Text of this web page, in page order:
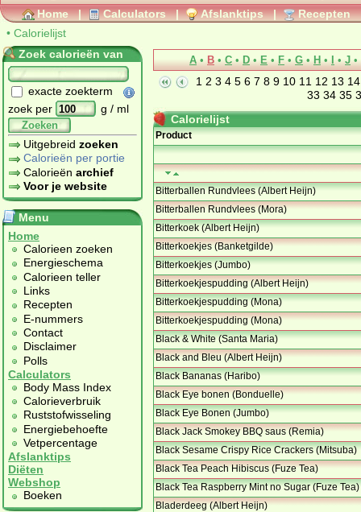
Home | Calculators | Afslanktips | Recepten
• Calorielijst
Zoek calorieën van
exacte zoekterm
zoek per
g / ml
Zoeken
Uitgebreid zoeken
Calorieën per portie
Calorieën archief
Voor je website
Menu
Home
Calorieen zoeken
Energieschema
Calorieen teller
Links
Recepten
E-nummers
Contact
Disclaimer
Polls
Calculators
Body Mass Index
Calorieverbruik
Ruststofwisseling
Energiebehoefte
Vetpercentage
Afslanktips
Diëten
Webshop
Boeken
A • B • C • D • E • F • G • H • • J •
1 2 3 4 5 6 7 8 9 10 11 12 13 14
33 34 35
Calorielijst
Product
Bitterballen Rundvlees (Albert Heijn)
Bitterballen Rundvlees (Mora)
Bitterkoek (Albert Heijn)
Bitterkoekjes (Banketgilde)
Bitterkoekjes (Jumbo)
Bitterkoekjespudding (Albert Heijn)
Bitterkoekjespudding (Mona)
Bitterkoekjespudding (Mona)
Black & White (Santa Maria)
Black and Bleu (Albert Heijn)
Black Bananas (Haribo)
Black Eye bonen (Bonduelle)
Black Eye Bonen (Jumbo)
Black Jack Smokey BBQ saus (Remia)
Black Sesame Crispy Rice Crackers (Mitsuba)
Black Tea Peach Hibiscus (Fuze Tea)
Black Tea Raspberry Mint no Sugar (Fuze Tea)
Bladerdeeg (Albert Heijn)